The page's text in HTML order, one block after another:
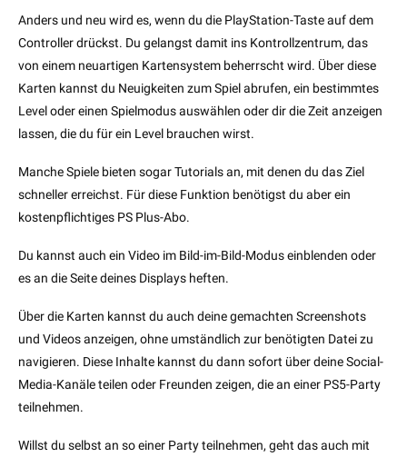
Anders und neu wird es, wenn du die PlayStation-Taste auf dem
Controller drückst. Du gelangst damit ins Kontrollzentrum, das
von einem neuartigen Kartensystem beherrscht wird. Über diese
Karten kannst du Neuigkeiten zum Spiel abrufen, ein bestimmtes
Level oder einen Spielmodus auswählen oder dir die Zeit anzeigen
lassen, die du für ein Level brauchen wirst.
Manche Spiele bieten sogar Tutorials an, mit denen du das Ziel
schneller erreichst. Für diese Funktion benötigst du aber ein
kostenpflichtiges PS Plus-Abo.
Du kannst auch ein Video im Bild-im-Bild-Modus einblenden oder
es an die Seite deines Displays heften.
Über die Karten kannst du auch deine gemachten Screenshots
und Videos anzeigen, ohne umständlich zur benötigten Datei zu
navigieren. Diese Inhalte kannst du dann sofort über deine Social-
Media-Kanäle teilen oder Freunden zeigen, die an einer PS5-Party
teilnehmen.
Willst du selbst an so einer Party teilnehmen, geht das auch mit